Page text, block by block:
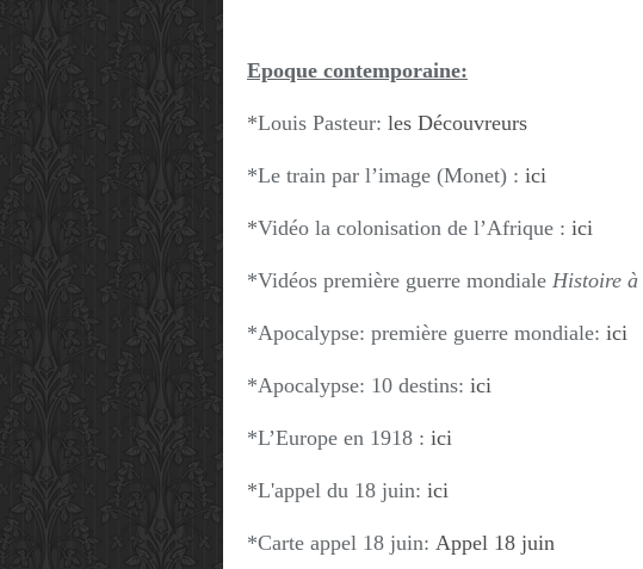
Epoque contemporaine:
*Louis Pasteur: les Découvreurs
*Le train par l’image (Monet) : ici
*Vidéo la colonisation de l’Afrique : ici
*Vidéos première guerre mondiale Histoire
*Apocalypse: première guerre mondiale: ici
*Apocalypse: 10 destins: ici
*L’Europe en 1918 : ici
*L'appel du 18 juin: ici
*Carte appel 18 juin: Appel 18 juin